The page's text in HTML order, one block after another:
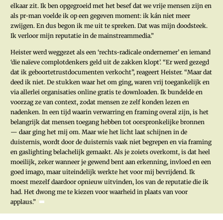
elkaar zit. Ik ben opgegroeid met het besef dat we vrije mensen zijn en
als pr-man voelde ik op een gegeven moment: ik kán niet meer
zwijgen. En dus begon ik me uit te spreken. Dat was mijn doodsteek.
Ik verloor mijn reputatie in de mainstreammedia.”
Heister werd weggezet als een ‘rechts-radicale ondernemer’ en iemand
‘die naïeve complotdenkers geld uit de zakken klopt’. “Er werd gezegd
dat ik geboortetrustdocumenten verkocht”, reageert Heister. “Maar dat
deed ik niet. De stukken waar het om ging, waren vrij toegankelijk en
via allerlei organisaties online gratis te downloaden. Ik bundelde en
voorzag ze van context, zodat mensen ze zelf konden lezen en
nadenken. In een tijd waarin verwarring en framing overal zijn, is het
belangrijk dat mensen toegang hebben tot oorspronkelijke bronnen
— daar ging het mij om. Maar wie het licht laat schijnen in de
duisternis, wordt door de duisternis vaak niet begrepen en via framing
en gaslighting belachelijk gemaakt. Als je zoiets overkomt, is dat heel
moeilijk, zeker wanneer je gewend bent aan erkenning, invloed en een
goed imago, maar uiteindelijk werkte het voor mij bevrijdend. Ik
moest mezelf daardoor opnieuw uitvinden, los van de reputatie die ik
had. Het dwong me te kiezen voor waarheid in plaats van voor
applaus.”